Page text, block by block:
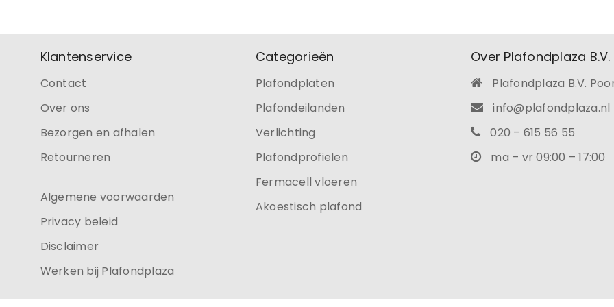
Klantenservice
Contact
Over ons
Bezorgen en afhalen
Retourneren
Algemene voorwaarden
Privacy beleid
Disclaimer
Werken bij Plafondplaza
Categorieën
Plafondplaten
Plafondeilanden
Verlichting
Plafondprofielen
Fermacell vloeren
Akoestisch plafond
Over Plafondplaza B.V.
Plafondplaza B.V.
info@plafondplaza.nl
020 – 615 56 55
ma – vr 09:00 – 17:00